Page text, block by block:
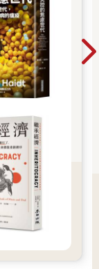
今天如果你是做國
搞清楚現在的國
進口大理石和特
乾脆延後裝修。
加油，或是要不
這就是我說的國
或你所在群體最
向中國。二○二一
袱款款準備回家
始限電，高耗能
北人苦不敢言，